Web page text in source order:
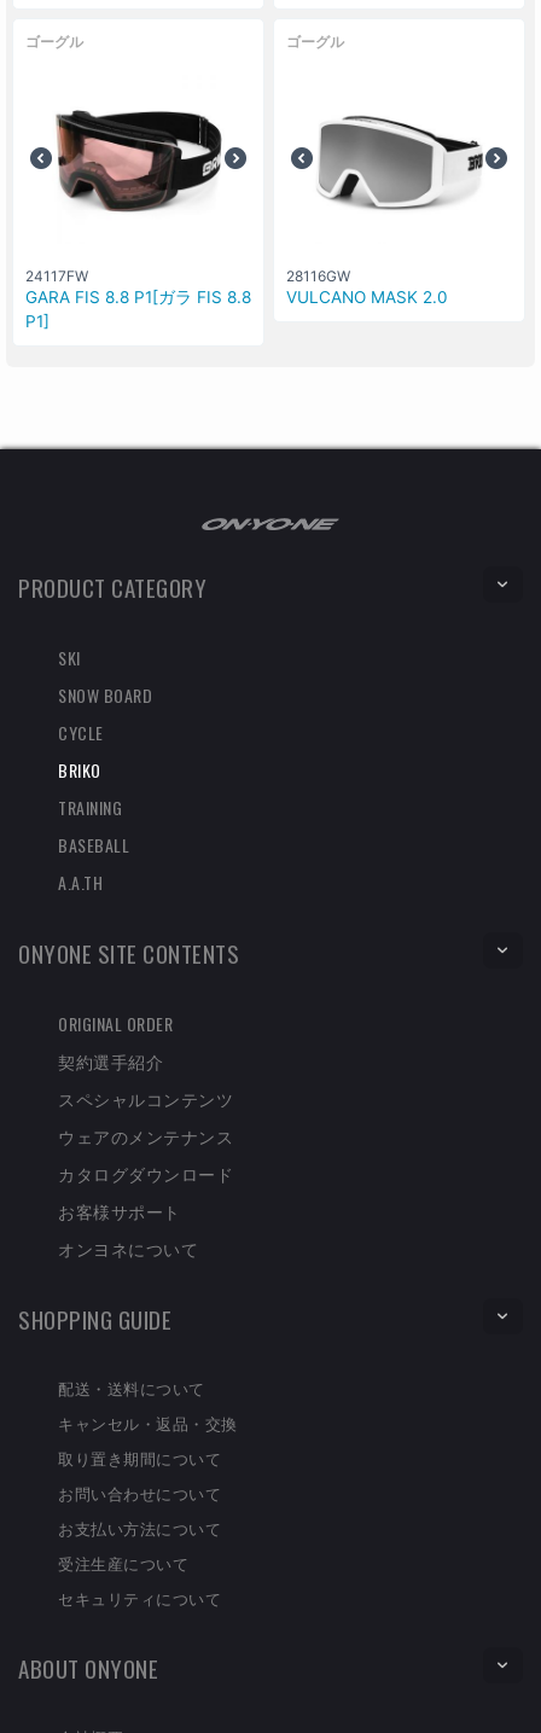
ゴーグル
24117FW
GARA FIS 8.8 P1[ガラ FIS 8.8
P1]
ゴーグル
28116GW
VULCANO MASK 2.0
PRODUCT CATEGORY
SKI
SNOW BOARD
CYCLE
BRIKO
TRAINING
BASEBALL
A.A.TH
ONYONE SITE CONTENTS
ORIGINAL ORDER
契約選手紹介
スペシャルコンテンツ
ウェアのメンテナンス
カタログダウンロード
お客様サポート
オンヨネについて
SHOPPING GUIDE
配送・送料について
キャンセル・返品・交換
取り置き期間について
お問い合わせについて
お支払い方法について
受注生産について
セキュリティについて
ABOUT ONYONE